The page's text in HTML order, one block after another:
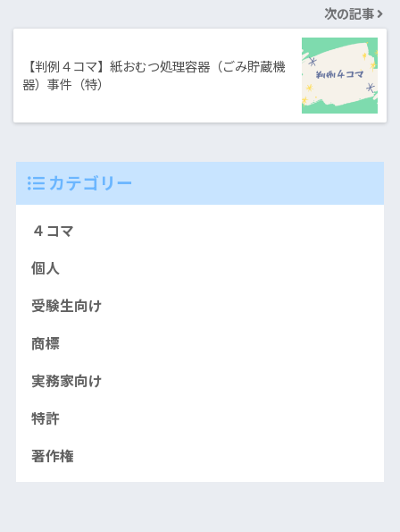
次の記事
【判例４コマ】紙おむつ処理容器（ごみ貯蔵機
器）事件（特）
カテゴリー
４コマ
個人
受験生向け
商標
実務家向け
特許
著作権